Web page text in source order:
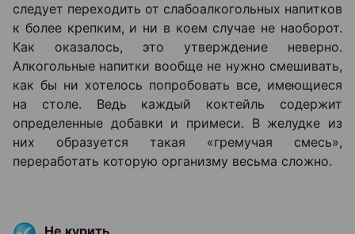
следует переходить от слабоалкогольных напитков
к более крепким, и ни в коем случае не наоборот.
Как оказалось, это утверждение неверно.
Алкогольные напитки вообще не нужно смешивать,
как бы ни хотелось попробовать все, имеющиеся
на столе. Ведь каждый коктейль содержит
определенные добавки и примеси. В желудке из
них образуется такая «гремучая смесь»,
переработать которую организму весьма сложно.
Не курить